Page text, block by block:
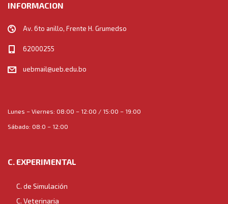
INFORMACION
Av. 6to anillo, Frente H. Grumedso
62000255
uebmail@ueb.edu.bo
Lunes – Viernes: 08:00 – 12:00 / 15:00 – 19:00
Sábado: 08:0 – 12:00
C. EXPERIMENTAL
C. de Simulación
C. Veterinaria